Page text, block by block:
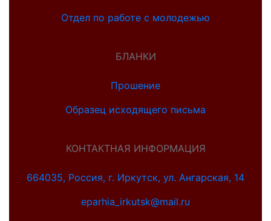
Отдел по работе с молодежью
БЛАНКИ
Прошение
Образец исходящего письма
КОНТАКТНАЯ ИНФОРМАЦИЯ
664035, Россия, г. Иркутск, ул. Ангарская, 14
eparhia_irkutsk@mail.ru